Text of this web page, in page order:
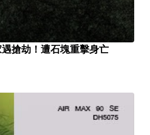
搶劫！遭石塊重擊身亡